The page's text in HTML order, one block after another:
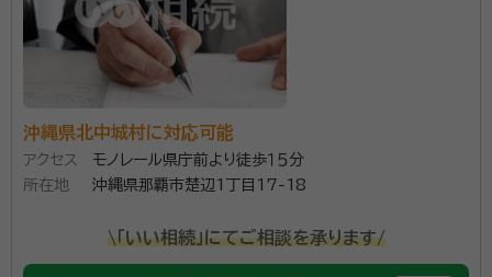
沖縄県北中城村に対応可能
アクセス
モノレール県庁前より徒歩１５分
所在地
沖縄県那覇市楚辺1丁目17-18
\「いい相続」にてご相談を承ります/